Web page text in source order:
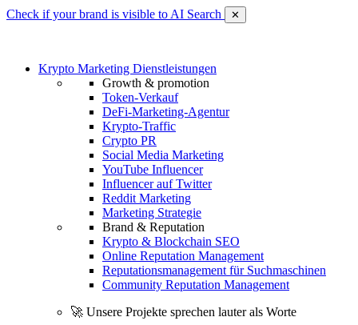
Check if your brand is visible to AI Search ✕
Krypto Marketing Dienstleistungen
Growth & promotion
Token-Verkauf
DeFi-Marketing-Agentur
Krypto-Traffic
Crypto PR
Social Media Marketing
YouTube Influencer
Influencer auf Twitter
Reddit Marketing
Marketing Strategie
Brand & Reputation
Krypto & Blockchain SEO
Online Reputation Management
Reputationsmanagement für Suchmaschinen
Community Reputation Management
🚀 Unsere Projekte sprechen lauter als Worte